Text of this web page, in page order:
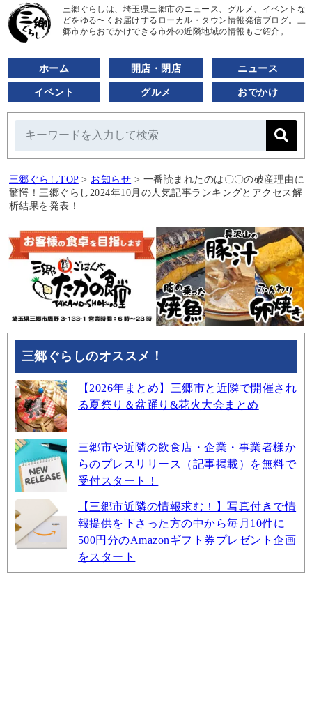
三郷ぐらしは、埼玉県三郷市のニュース、グルメ、イベントな
どをゆる〜くお届けするローカル・タウン情報発信ブログ。三
郷市からおでかけできる市外の近隣地域の情報もご紹介。
ホーム 開店・閉店 ニュース
イベント グルメ おでかけ
三郷ぐらしTOP > お知らせ > 一番読まれたのは〇〇の破産理由に
驚愕！三郷ぐらし2024年10月の人気記事ランキングとアクセス解
析結果を発表！
三郷ぐらしのオススメ！
【2026年まとめ】三郷市と近隣で開催され
る夏祭り＆盆踊り&花火大会まとめ
三郷市や近隣の飲食店・企業・事業者様か
らのプレスリリース（記事掲載）を無料で
受付スタート！
【三郷市近隣の情報求む！】写真付きで情
報提供を下さった方の中から毎月10件に
500円分のAmazonギフト券プレゼント企画
をスタート